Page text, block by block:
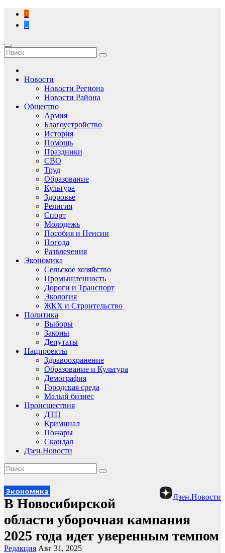
Перейти
содержимому
Новости
Новости Региона
Новости Района
Общество
Армия
Благоустройство
История
Помощь
Праздники
СВО
Труд
Образование
Культура
Здоровье
Религия
Спорт
Молодежь
Пособия и Пенсии
Погода
Развлечения
Экономика
Сельское хозяйство
Промышленность
Дороги и Транспорт
Экология
ЖКХ и Строительство
Политика
Выборы
Законы
Депутаты
Нацпроекты
Здравоохранение
Образование и Культура
Демография
Городская среда
Малый бизнес
Происшествия
ДТП
Криминал
Пожары
Скандал
Дзен.Новости
Дзен.Новости
Экономика
В Новосибирской
области уборочная кампания
2025 года идет уверенным темпом
Редакция Авг 31, 2025